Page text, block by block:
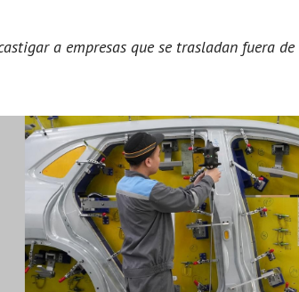
a empresas que se trasladan fuera